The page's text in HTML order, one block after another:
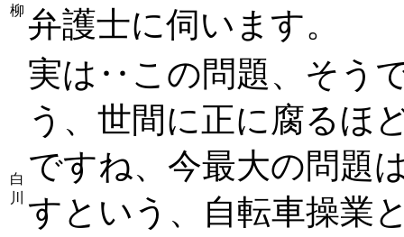
柳 弁護士に伺います。
白
川
実は‥この問題、そう
う、世間に正に腐るほ
ですね、今最大の問題
すという、自転車操業